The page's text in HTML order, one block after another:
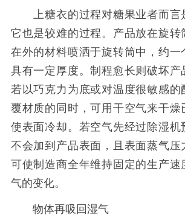
上糖衣的过程对糖果业者而言
它也是较难的过程。产品放在旋转
在外的材料喷洒于旋转筒中，约一
具有一定厚度。制程愈长则破坏产
若以巧克力为底或对温度很敏感的
覆材质的同时，可用干空气来干燥
使表面冷却。若空气先经过除湿机
不会加到产品表面，且表面蒸气压
可使制造商全年维持固定的生产速
气的变化。
物体再吸回湿气